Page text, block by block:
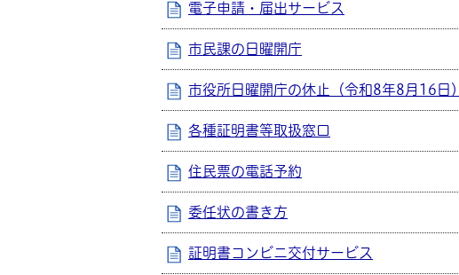
電子申請・届出サービス
市民課の日曜開庁
市役所日曜開庁の休止（令和8年8月16日）
各種証明書等取扱窓口
住民票の電話予約
委任状の書き方
証明書コンビニ交付サービス